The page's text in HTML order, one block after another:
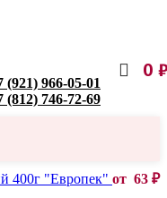
(921) 966-05-01
(812) 746-72-69
0
400г "Европек" от 63 ₽